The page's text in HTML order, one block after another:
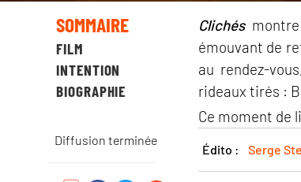
SOMMAIRE
FILM
INTENTION
BIOGRAPHIE
Diffusion terminée
Clichésmontre
émouvant de
au rendez-
rideaux tirés :
Ce moment de
Édito : Serge